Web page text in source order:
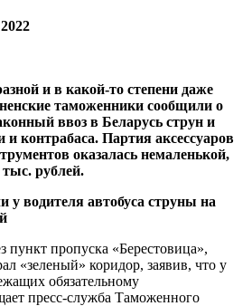
и в какой-то степени даже
таможенники сообщили о
ввоз в Беларусь струн и
контрабаса. Партия аксессуаров
оказалась немаленькой,
рублей.
пункт пропуска «Берестовица»,
«зеленый» коридор, заявив, что у
обязательному
пресс-служба Таможенного